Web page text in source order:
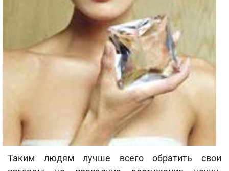
Таким людям лучше всего обратить свои